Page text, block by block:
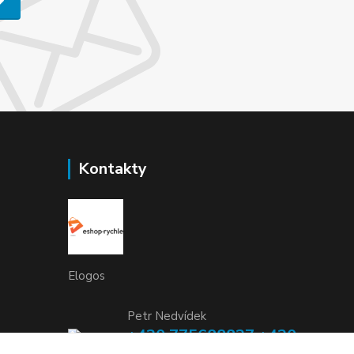
Kontakty
Elogos
Petr Nedvídek
+420 775688827 +420